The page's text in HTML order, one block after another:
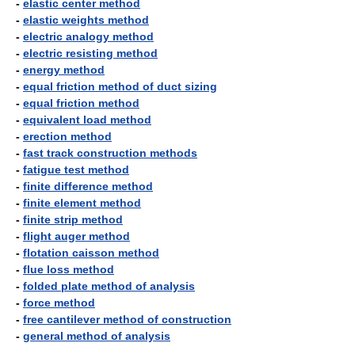
- elastic center method
- elastic weights method
- electric analogy method
- electric resisting method
- energy method
- equal friction method of duct sizing
- equal friction method
- equivalent load method
- erection method
- fast track construction methods
- fatigue test method
- finite difference method
- finite element method
- finite strip method
- flight auger method
- flotation caisson method
- flue loss method
- folded plate method of analysis
- force method
- free cantilever method of construction
- general method of analysis